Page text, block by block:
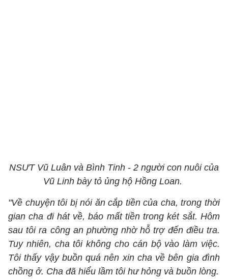
NSƯT Vũ Luân và Bình Tinh - 2 người con nuôi của
Vũ Linh bày tỏ ủng hộ Hồng Loan.
"Về chuyện tôi bị nói ăn cắp tiền của cha, trong thời
gian cha đi hát về, báo mất tiền trong két sắt. Hôm
sau tôi ra công an phường nhờ hỗ trợ đến điều tra.
Tuy nhiên, cha tôi không cho cán bộ vào làm việc.
Tôi thấy vậy buồn quá nên xin cha về bên gia đình
chồng ở. Cha đã hiểu lầm tôi hư hỏng và buồn lòng.